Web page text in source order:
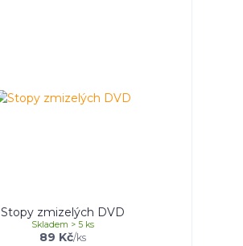
Stopy zmizelých DVD
89 Kč/ks
Skladem > 5 ks